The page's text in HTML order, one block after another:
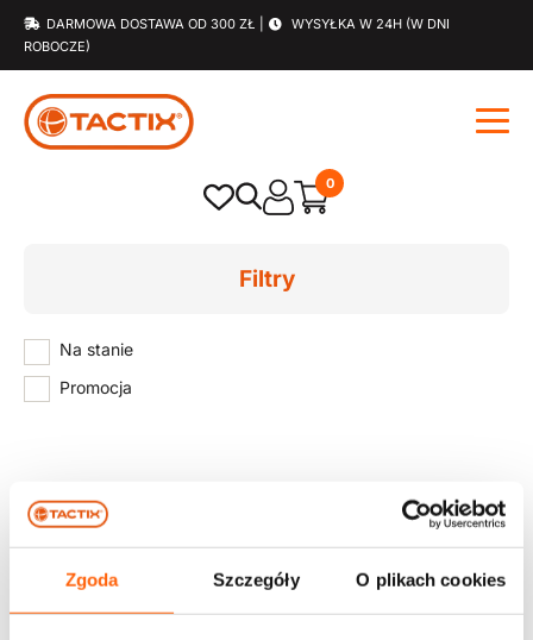
Zgoda Szczegóły O plikach cookies
DARMOWA DOSTAWA OD 300 ZŁ |
WYSYŁKA W 24H (W DNI
ROBOCZE)
0
Filtry
Na stanie
Promocja
Strona główna / Atrybut produktu: Materiał / Stal i Plastik
Stal i Plastik